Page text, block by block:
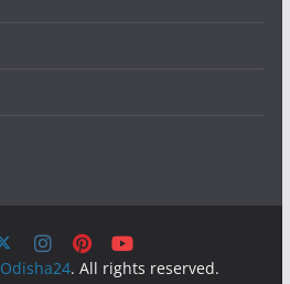
Odisha24. All rights reserved.